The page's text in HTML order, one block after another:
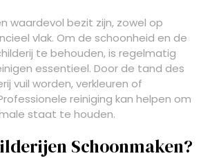
waardevol bezit zijn, zowel op
vlak. Om de schoonheid en de
te behouden, is regelmatig
essentieel. Door de tand des
vuil worden, verkleuren of
reiniging kan helpen om
staat te houden.
Schoonmaken?